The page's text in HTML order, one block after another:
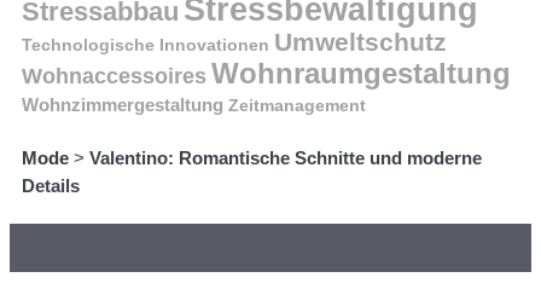
Stressabbau Stressbewältigung
Technologische Innovationen Umweltschutz
Wohnaccessoires Wohnraumgestaltung
Wohnzimmergestaltung Zeitmanagement
Mode > Valentino: Romantische Schnitte und moderne
Details